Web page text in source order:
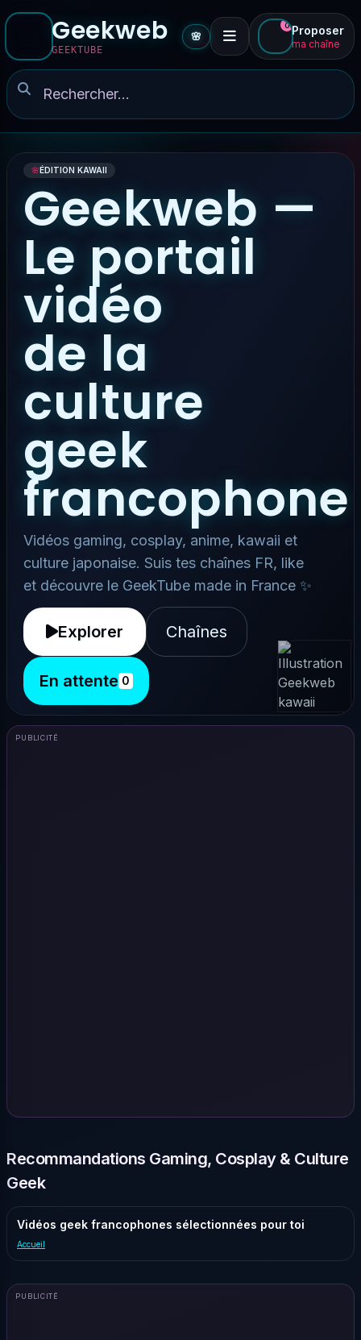
Geekweb
GEEKTUBE
🌸
0 Proposer
ma chaîne
🌸ÉDITION KAWAII
Geekweb —
Le portail
vidéo
de la
culture
geek
francophone
Vidéos gaming, cosplay, anime, kawaii et
culture japonaise. Suis tes chaînes FR, like
et découvre le GeekTube made in France ✨
Explorer Chaînes
En attente 0
PUBLICITÉ
Recommandations Gaming, Cosplay & Culture
Geek
Vidéos geek francophones sélectionnées pour toi
Accueil
PUBLICITÉ